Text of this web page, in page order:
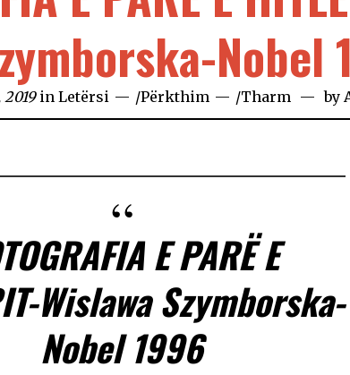
Nobel
inLetërsi /Përkthim /Tharm by
E PARË E
Wislawa Szymborska-
Nobel 1996